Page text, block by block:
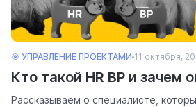
🎯 УПРАВЛЕНИЕ ПРОЕКТАМИ 11 октября,
Кто такой HR BP и зачем
Рассказываем о специалисте,